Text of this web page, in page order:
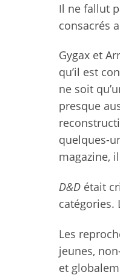
Il ne fallut
consacrés
Gygax et
qu’il est
ne soit
presque
quelques-
magazine,
D&D était
Les
jeunes,
et